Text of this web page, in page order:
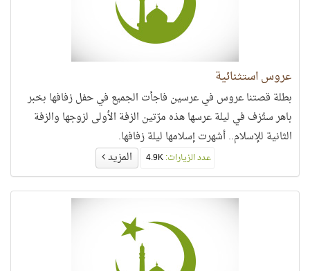
عروس استثنائية
بطلة قصتنا عروس في عرسين فاجأت الجميع في حفل زفافها بخبر
باهر ستُزف في ليلة عرسها هذه مرّتين الزفة الأولى لزوجها والزفة
الثانية للإسلام.. أشهرت إسلامها ليلة زفافها.
عدد الزيارات: المزيد